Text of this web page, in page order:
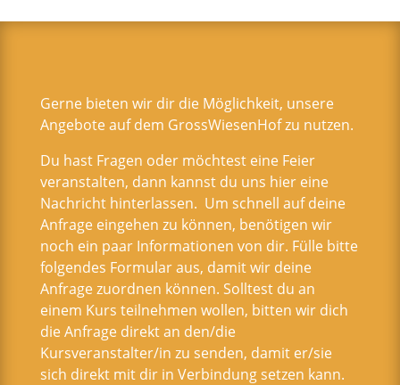
Gerne bieten wir dir die Möglichkeit, unsere
Angebote auf dem GrossWiesenHof zu nutzen.
Du hast Fragen oder möchtest eine Feier
veranstalten, dann kannst du uns hier eine
Nachricht hinterlassen. Um schnell auf deine
Anfrage eingehen zu können, benötigen wir
noch ein paar Informationen von dir. Fülle bitte
folgendes Formular aus, damit wir deine
Anfrage zuordnen können. Solltest du an
einem Kurs teilnehmen wollen, bitten wir dich
die Anfrage direkt an den/die
Kursveranstalter/in zu senden, damit er/sie
sich direkt mit dir in Verbindung setzen kann.